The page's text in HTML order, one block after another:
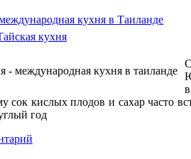
кухня в Таиланде
кухня
сок кислых плодов и сахар часто
год